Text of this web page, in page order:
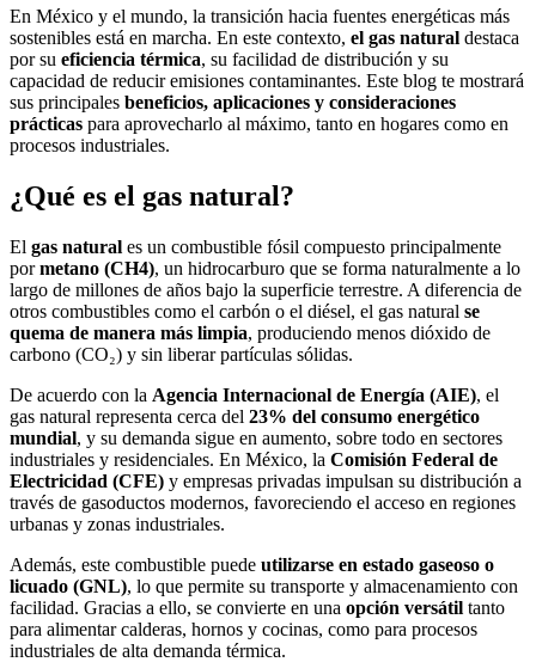
En México y el mundo, la transición hacia fuentes energéticas más
sostenibles está en marcha. En este contexto, el gas natural destaca
por su eficiencia térmica, su facilidad de distribución y su
capacidad de reducir emisiones contaminantes. Este blog te mostrará
sus principales beneficios, aplicaciones y consideraciones
prácticas para aprovecharlo al máximo, tanto en hogares como en
procesos industriales.
¿Qué es el gas natural?
El gas natural es un combustible fósil compuesto principalmente
pormetano (CH4), un hidrocarburo que se forma naturalmente a lo
largo de millones de años bajo la superficie terrestre. A diferencia de
otros combustibles como el carbón o el diésel, el gas natural se
quema de manera más limpia, produciendo menos dióxido de
carbono (CO₂) y sin liberar partículas sólidas.
De acuerdo con la Agencia Internacional de Energía (AIE), el
gas natural representa cerca del 23% del consumo energético
mundial, y su demanda sigue en aumento, sobre todo en sectores
industriales y residenciales. En México, la Comisión Federal de
Electricidad (CFE) y empresas privadas impulsan su distribución a
través de gasoductos modernos, favoreciendo el acceso en regiones
urbanas y zonas industriales.
Además, este combustible puede utilizarse en estado gaseoso o
licuado (GNL), lo que permite su transporte y almacenamiento con
facilidad. Gracias a ello, se convierte en una opción versátil tanto
para alimentar calderas, hornos y cocinas, como para procesos
industriales de alta demanda térmica.